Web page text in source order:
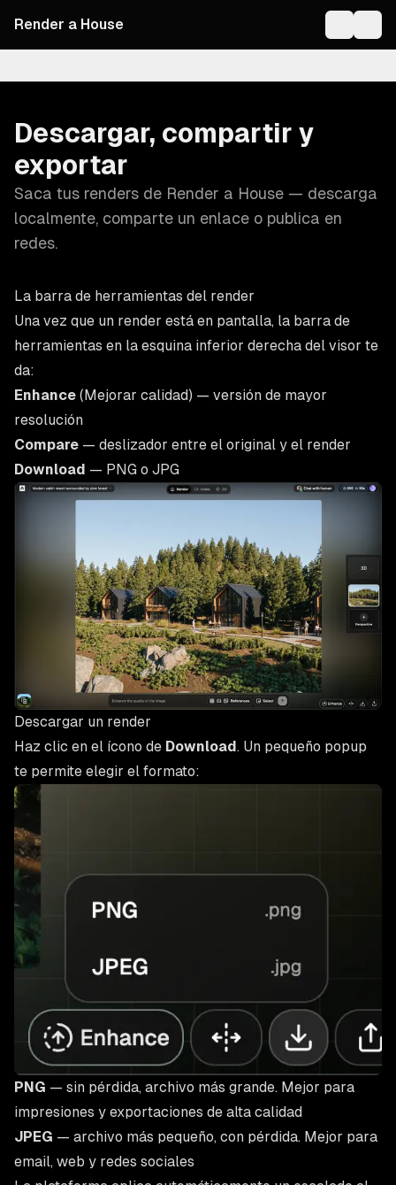
Render a House
Descargar, compartir y
exportar
Saca tus renders de Render a House — descarga
localmente, comparte un enlace o publica en
redes.
La barra de herramientas del render
Una vez que un render está en pantalla, la barra de
herramientas en la esquina inferior derecha del visor te
da:
Enhance (Mejorar calidad) — versión de mayor
resolución
Compare — deslizador entre el original y el render
Download — PNG o JPG
Descargar un render
Haz clic en el ícono de Download. Un pequeño popup
te permite elegir el formato:
PNG — sin pérdida, archivo más grande. Mejor para
impresiones y exportaciones de alta calidad
JPEG — archivo más pequeño, con pérdida. Mejor para
email, web y redes sociales